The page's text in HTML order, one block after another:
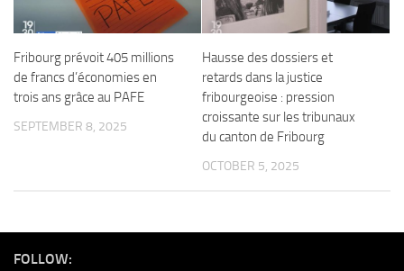
Fribourg prévoit 405 millions
de francs d’économies en
trois ans grâce au PAFE
SEPTEMBER 8, 2025
Hausse des dossiers et
retards dans la justice
fribourgeoise : pression
croissante sur les tribunaux
du canton de Fribourg
OCTOBER 5, 2025
FOLLOW: